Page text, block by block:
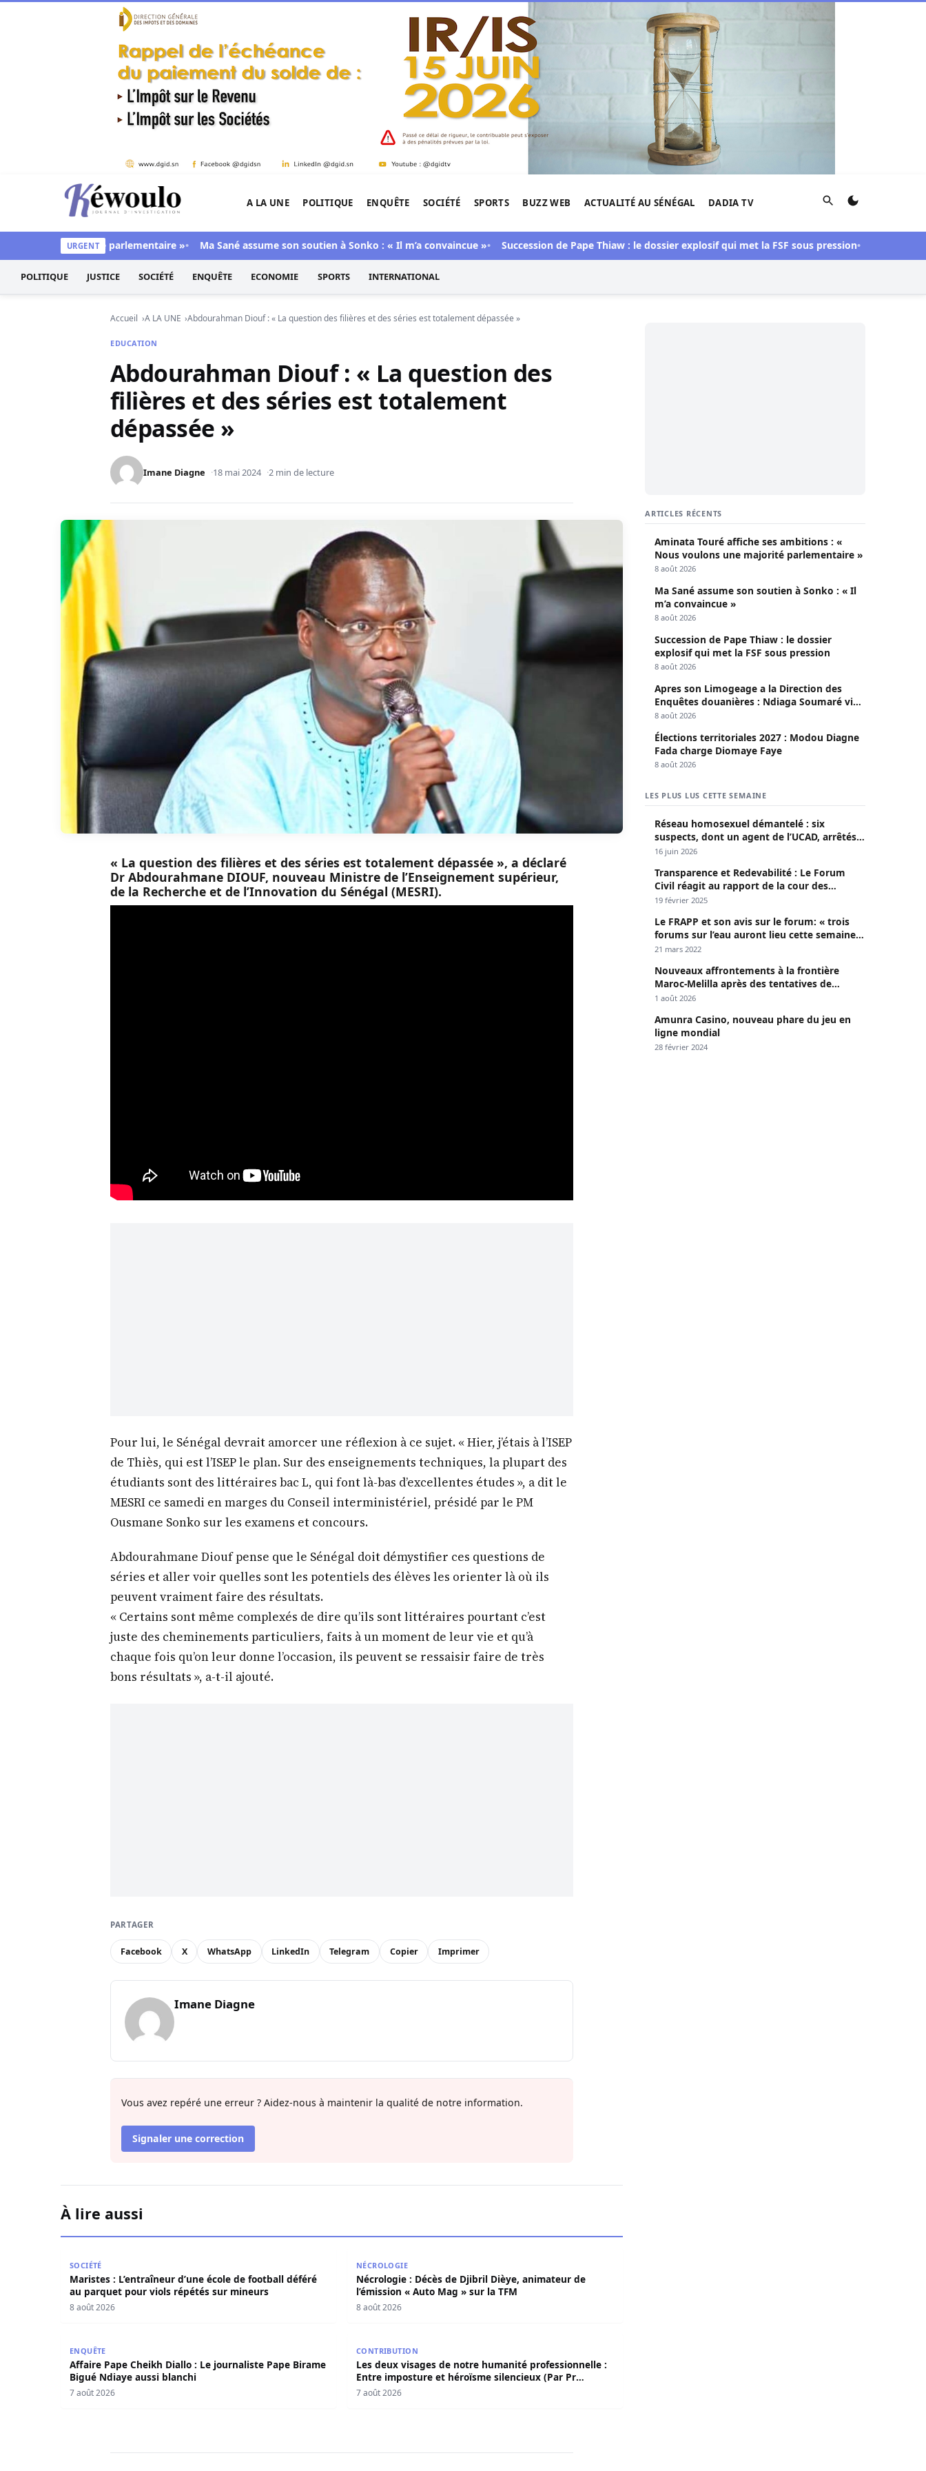
Aller au contenu
Kéwoulo, le premier site d'information et d'investigation de l'Afrique.
A LA UNE POLITIQUE ENQUÊTE SOCIÉTÉ SPORTS BUZZ WEB ACTUALITÉ AU SÉNÉGAL DADIA TV Rechercher
URGENT
une majorité parlementaire » Ma Sané assume son soutien à Sonko : « Il m’a convaincue » Succession de Pape Thiaw : le dossier explosif qui met la FSF sous pression Apres son
POLITIQUE JUSTICE SOCIÉTÉ ENQUÊTE ECONOMIE SPORTS INTERNATIONAL
Accueil A LA UNE Abdourahman Diouf : « La question des filières et des séries est totalement dépassée »
EDUCATION
Abdourahman Diouf : « La question des
filières et des séries est totalement
dépassée »
Imane Diagne 18 mai 2024 2 min de lecture
« La question des filières et des séries est totalement dépassée », a déclaré
Dr Abdourahmane DIOUF, nouveau Ministre de l’Enseignement supérieur,
de la Recherche et de l’Innovation du Sénégal (MESRI).
Pour lui, le Sénégal devrait amorcer une réflexion à ce sujet. « Hier, j’étais à l’ISEP
de Thiès, qui est l’ISEP le plan. Sur des enseignements techniques, la plupart des
étudiants sont des littéraires bac L, qui font là-bas d’excellentes études », a dit le
MESRI ce samedi en marges du Conseil interministériel, présidé par le PM
Ousmane Sonko sur les examens et concours.
Abdourahmane Diouf pense que le Sénégal doit démystifier ces questions de
séries et aller voir quelles sont les potentiels des élèves les orienter là où ils
peuvent vraiment faire des résultats.
« Certains sont même complexés de dire qu’ils sont littéraires pourtant c’est
juste des cheminements particuliers, faits à un moment de leur vie et qu’à
chaque fois qu’on leur donne l’occasion, ils peuvent se ressaisir faire de très
bons résultats », a-t-il ajouté.
PARTAGER
Facebook X WhatsApp LinkedIn Telegram Copier Imprimer
Imane Diagne
Vous avez repéré une erreur ? Aidez-nous à maintenir la qualité de notre information.
Signaler une correction
À lire aussi
SOCIÉTÉ
Maristes : L’entraîneur d’une école de football déféré
au parquet pour viols répétés sur mineurs
8 août 2026
NÉCROLOGIE
Nécrologie : Décès de Djibril Dièye, animateur de
l’émission « Auto Mag » sur la TFM
8 août 2026
ENQUÊTE
Affaire Pape Cheikh Diallo : Le journaliste Pape Birame
Bigué Ndiaye aussi blanchi
7 août 2026
CONTRIBUTION
Les deux visages de notre humanité professionnelle :
Entre imposture et héroïsme silencieux (Par Pr
Moussa Seydi)
7 août 2026
ARTICLES RÉCENTS
Aminata Touré affiche ses ambitions : «
Nous voulons une majorité parlementaire »
8 août 2026
Ma Sané assume son soutien à Sonko : « Il
m’a convaincue »
8 août 2026
Succession de Pape Thiaw : le dossier
explosif qui met la FSF sous pression
8 août 2026
Apres son Limogeage a la Direction des
Enquêtes douanières : Ndiaga Soumaré vide
son sac
8 août 2026
Élections territoriales 2027 : Modou Diagne
Fada charge Diomaye Faye
8 août 2026
LES PLUS LUS CETTE SEMAINE
Réseau homosexuel démantelé : six
suspects, dont un agent de l’UCAD, arrêtés à
Keur Massar ; l’un avoue avoir propagé le
16 juin 2026
Transparence et Redevabilité : Le Forum
Civil réagit au rapport de la cour des
comptes
19 février 2025
Le FRAPP et son avis sur le forum: « trois
forums sur l’eau auront lieu cette semaine à
Dakar »
21 mars 2022
Nouveaux affrontements à la frontière
Maroc-Melilla après des tentatives de
passage
1 août 2026
Amunra Casino, nouveau phare du jeu en
ligne mondial
28 février 2024